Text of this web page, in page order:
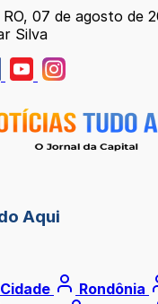
07 de agosto de
Silva
Aqui
Cidade Rondônia